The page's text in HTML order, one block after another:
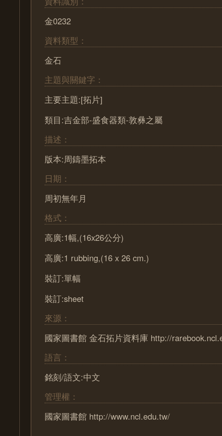
金0232
資料類型：
金石
主題與關鍵字：
主要主題:[拓片]
類目:吉金部-盛食器類-敦彝之屬
描述：
版本:周鑄墨拓本
日期：
周初無年月
格式：
高廣:1幅,(16x26公分)
高廣:1 rubbing,(16 x 26 cm.)
裝訂:單幅
裝訂:sheet
來源：
國家圖書館 金石拓片資料庫 http://
語言：
銘刻/語文:中文
管理權：
國家圖書館 http://www.ncl.edu.tw/